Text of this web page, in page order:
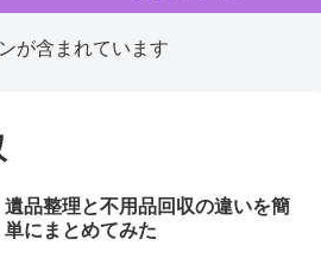
が含まれています
遺品整理と不用品回収の違いを簡
単にまとめてみた